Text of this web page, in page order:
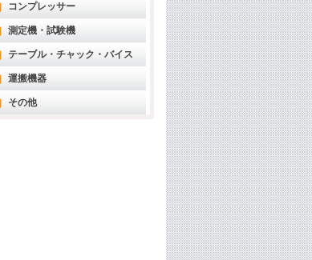
コンプレッサー
測定機・試験機
テーブル・チャック・バイス
運搬機器
その他